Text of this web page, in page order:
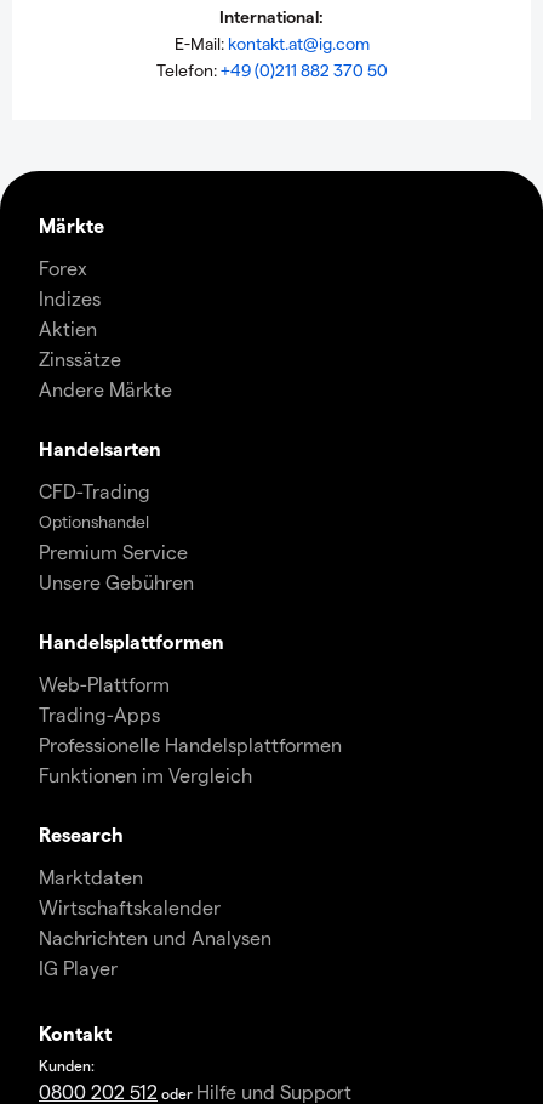
International:
E-Mail: kontakt.at@ig.com
Telefon:+49 (0)211 882 370 50
Märkte
Forex
Indizes
Aktien
Zinssätze
Andere Märkte
Handelsarten
CFD-Trading
Optionshandel
Premium Service
Unsere Gebühren
Handelsplattformen
Web-Plattform
Trading-Apps
Professionelle Handelsplattformen
Funktionen im Vergleich
Research
Marktdaten
Wirtschaftskalender
Nachrichten und Analysen
IG Player
Kontakt
Kunden:
0800 202 512 oder Hilfe und Support